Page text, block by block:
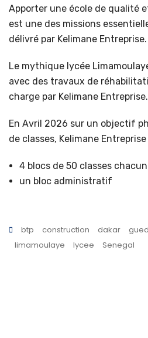
Apporter une école de qualité
est une des missions
délivré par Kelimane Entreprise.
Le mythique lycée
avec des travaux de
charge par Kelimane Entreprise.
En Avril 2026 sur un objectif
de classes, Kelimane
4 blocs de 50 classes chacun
un bloc administratif
btp construction dakar
limamoulaye
lycee Senegal